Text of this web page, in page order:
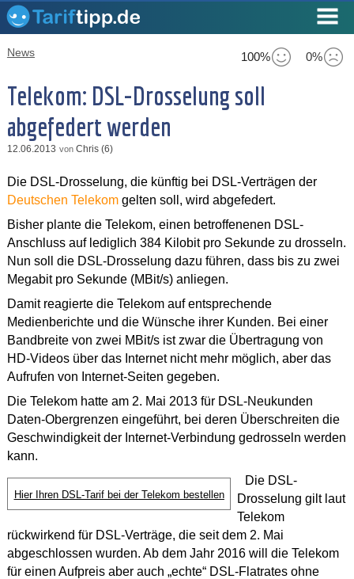
100% 0%
News
Telekom: DSL-Drosselung soll
abgefedert werden
12.06.2013 von Chris (6)
Die DSL-Drosselung, die künftig bei DSL-Verträgen der
Deutschen Telekomgelten soll, wird abgefedert.
Bisher plante die Telekom, einen betroffenenen DSL-
Anschluss auf lediglich 384 Kilobit pro Sekunde zu drosseln.
Nun soll die DSL-Drosselung dazu führen, dass bis zu zwei
Megabit pro Sekunde (MBit/s) anliegen.
Damit reagierte die Telekom auf entsprechende
Medienberichte und die Wünsche ihrer Kunden. Bei einer
Bandbreite von zwei MBit/s ist zwar die Übertragung von
HD-Videos über das Internet nicht mehr möglich, aber das
Aufrufen von Internet-Seiten gegeben.
Die Telekom hatte am 2. Mai 2013 für DSL-Neukunden
Daten-Obergrenzen eingeführt, bei deren Überschreiten die
Geschwindigkeit der Internet-Verbindung gedrosseln werden
kann.
Hier Ihren DSL-Tarif bei der Telekom bestellen
Die DSL-
Drosselung gilt laut
Telekom
rückwirkend für DSL-Verträge, die seit dem 2. Mai
abgeschlossen wurden. Ab dem Jahr 2016 will die Telekom
für einen Aufpreis aber auch „echte“ DSL-Flatrates ohne